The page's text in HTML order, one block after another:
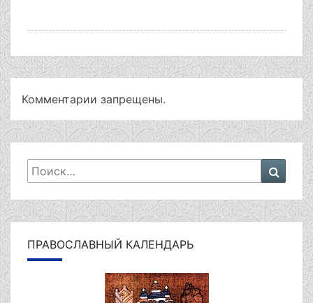
Комментарии запрещены.
Искать: Поиск
ПРАВОСЛАВНЫЙ КАЛЕНДАРЬ